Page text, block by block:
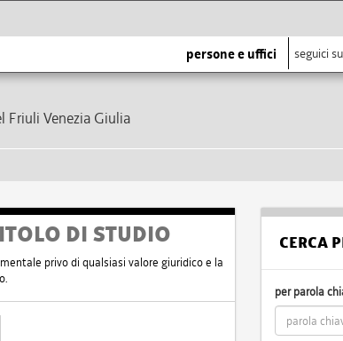
persone e uffici seguici su
Friuli Venezia Giulia
DI STUDIO
privo di qualsiasi valore giuridico e la
CERCA
per parola